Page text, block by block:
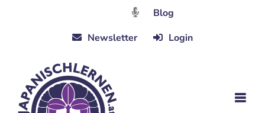
Blog
Newsletter
Login